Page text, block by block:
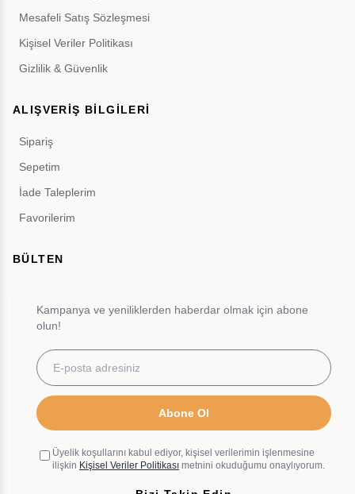
Mesafeli Satış Sözleşmesi
Kişisel Veriler Politikası
Gizlilik & Güvenlik
ALIŞVERİŞ BİLGİLERİ
Sipariş
Sepetim
İade Taleplerim
Favorilerim
BÜLTEN
Kampanya ve yeniliklerden haberdar olmak için abone
olun!
Abone Ol
Üyelik koşullarını kabul ediyor, kişisel verilerimin işlenmesine
ilişkin Kişisel Veriler Politikası metnini okuduğumu onaylıyorum.